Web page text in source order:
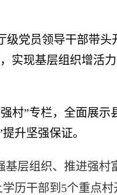
级党员领导干部带头
实现基层组织增活
村”专栏，全面展示
升坚强保证。
基层组织、推进强村
历干部到5个重点村